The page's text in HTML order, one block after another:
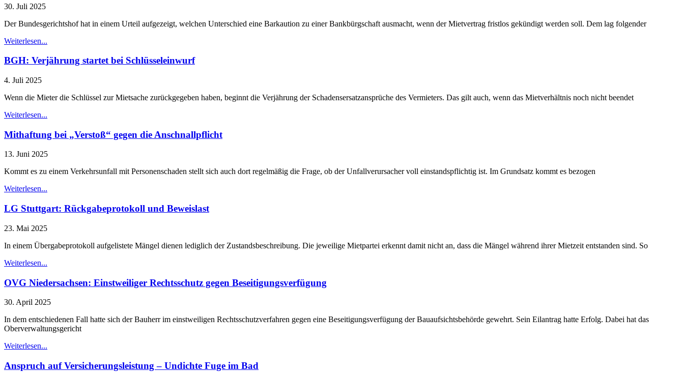
30. Juli 2025
Der Bundesgerichtshof hat in einem Urteil aufgezeigt, welchen Unterschied eine Barkaution zu einer Bankbürgschaft ausmacht, wenn der Mietvertrag fristlos gekündigt werden soll. Dem lag folgender
Weiterlesen...
BGH: Ver­jäh­rung star­tet bei Schlüsseleinwurf
4. Juli 2025
Wenn die Mieter die Schlüssel zur Mietsache zurückgegeben haben, beginnt die Verjährung der Schadensersatzansprüche des Vermieters. Das gilt auch, wenn das Mietverhältnis noch nicht beendet
Weiterlesen...
Mithaftung bei „Verstoß“ gegen die Anschnallpflicht
13. Juni 2025
Kommt es zu einem Verkehrsunfall mit Personenschaden stellt sich auch dort regelmäßig die Frage, ob der Unfallverursacher voll einstandspflichtig ist. Im Grundsatz kommt es bezogen
Weiterlesen...
LG Stuttgart: Rückgabeprotokoll und Beweislast
23. Mai 2025
In einem Übergabeprotokoll aufgelistete Mängel dienen lediglich der Zustandsbeschreibung. Die jeweilige Mietpartei erkennt damit nicht an, dass die Mängel während ihrer Mietzeit entstanden sind. So
Weiterlesen...
OVG Niedersachsen: Einstweiliger Rechtsschutz gegen Beseitigungsverfügung
30. April 2025
In dem entschiedenen Fall hatte sich der Bauherr im einstweiligen Rechtsschutzverfahren gegen eine Beseitigungsverfügung der Bauaufsichtsbehörde gewehrt. Sein Eilantrag hatte Erfolg. Dabei hat das
Oberverwaltungsgericht
Weiterlesen...
Anspruch auf Versicherungsleistung – Undichte Fuge im Bad